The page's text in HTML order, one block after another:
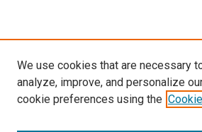
We use cookies that are necessary
analyze, improve, and personalize
cookie preferences using the